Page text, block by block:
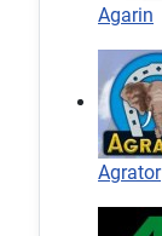
Agarin
Agrator